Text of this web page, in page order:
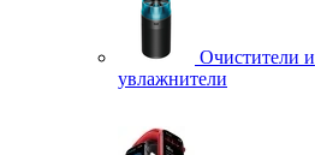
Очистители и
увлажнители